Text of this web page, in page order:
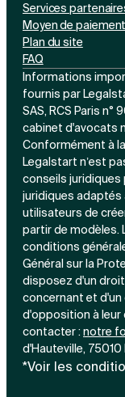
Services
Moyen de paiement
Plan du site
FAQ
Informations
fournis par
SAS, RCS Paris
cabinet d'avocats
Conformément à la
Legalstart n’est
conseils juridiques
juridiques adaptés
utilisateurs de
partir de modèles.
conditions
Général sur la
disposez d'un
concernant et
d'opposition à leur
contacter : notre
d'Hauteville, 75010
*Voir les